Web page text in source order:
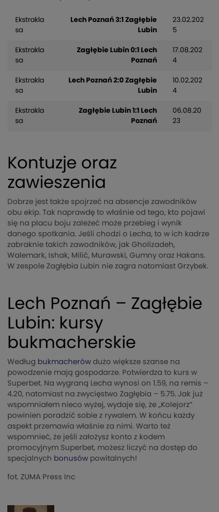
Ekstrakla
sa
Lech Poznań 3:1 Zagłębie
Lubin
23.02.202
5
Ekstrakla
sa
Zagłębie Lubin 0:1 Lech
Poznań
17.08.202
4
Ekstrakla
sa
Lech Poznań 2:0 Zagłębie
Lubin
10.02.202
4
Ekstrakla
sa
Zagłębie Lubin 1:1 Lech
Poznań
06.08.20
23
Kontuzje oraz
zawieszenia
Dobrze jest także spojrzeć na absencje zawodników
obu ekip. Tak naprawdę to właśnie od tego, kto pojawi
się na placu boju zależeć może przebieg i wynik
danego spotkania. Jeśli chodzi o Lecha, to w ich kadrze
zabraknie takich zawodników, jak Gholizadeh,
Walemark, Ishak, Milić, Murawski, Gumny oraz Hakans.
W zespole Zagłębia Lubin nie zagra natomiast Grzybek.
Lech Poznań – Zagłębie
Lubin: kursy
bukmacherskie
Według bukmacherów dużo większe szanse na
powodzenie mają gospodarze. Potwierdza to kurs w
Superbet. Na wygraną Lecha wynosi on 1.59, na remis –
4.20, natomiast na zwycięstwo Zagłębia – 5.75. Jak już
wspomniałem nieco wyżej, wydaje się, że „Kolejorz”
powinien poradzić sobie z rywalem. W końcu każdy
aspekt przemawia właśnie za nimi. Warto też
wspomnieć, że jeśli założysz konto z kodem
promocyjnym Superbet, możesz liczyć na dostęp do
specjalnych bonusów powitalnych!
fot. ZUMA Press Inc